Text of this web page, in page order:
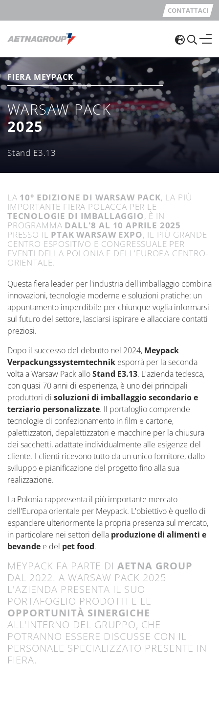
CONTATTACI
FIERA MEYPACK
WARSAW PACK
2025
Stand E3.13
LA 10° EDIZIONE DI WARSAW PACK, LA PIÙ
IMPORTANTE FIERA POLACCA PER LE
TECNOLOGIE DI IMBALLAGGIO, È IN
PROGRAMMA DALL'8 AL 10 APRILE 2025
PRESSO IL PTAK WARSAW EXPO, IL PIÙ GRANDE
CENTRO ESPOSITIVO E CONGRESSUALE PER
EVENTI DELLA POLONIA E DELL'EUROPA CENTRO-
ORIENTALE.
Questa fiera leader per l'industria dell'imballaggio combina
innovazioni, tecnologie moderne e soluzioni pratiche: un
appuntamento imperdibile per chiunque voglia informarsi
sul futuro del settore, lasciarsi ispirare e allacciare contatti
preziosi.
Dopo il successo del debutto nel 2024, Meypack
Verpackungssystemtechnik esporrà per la seconda
volta a Warsaw Pack alloStand E3.13. L'azienda tedesca,
con quasi 70 anni di esperienza, è uno dei principali
produttori di soluzioni di imballaggio secondario e
terziario personalizzate. Il portafoglio comprende
tecnologie di confezionamento in film e cartone,
palettizzatori, depalettizzatori e macchine per la chiusura
dei sacchetti, adattate individualmente alle esigenze del
cliente. I clienti ricevono tutto da un unico fornitore, dallo
sviluppo e pianificazione del progetto fino alla sua
realizzazione.
La Polonia rappresenta il più importante mercato
dell'Europa orientale per Meypack. L'obiettivo è quello di
espandere ulteriormente la propria presenza sul mercato,
in particolare nei settori della produzione di alimenti e
bevande e del pet food.
MEYPACK FA PARTE DIAETNA GROUP
DAL 2022. A WARSAW PACK 2025
L'AZIENDA PRESENTA IL SUO
PORTAFOGLIO PRODOTTI E LE
OPPORTUNITÀ SINERGICHE
ALL'INTERNO DEL GRUPPO, CHE
POTRANNO ESSERE DISCUSSE CON IL
PERSONALE SPECIALIZZATO PRESENTE IN
FIERA.